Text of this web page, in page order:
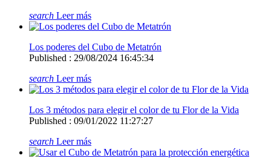
search Leer más
Los poderes del Cubo de Metatrón
Published : 29/08/2024 16:45:34
search Leer más
Los 3 métodos para elegir el color de tu Flor de la Vida
Published : 09/01/2022 11:27:27
search Leer más